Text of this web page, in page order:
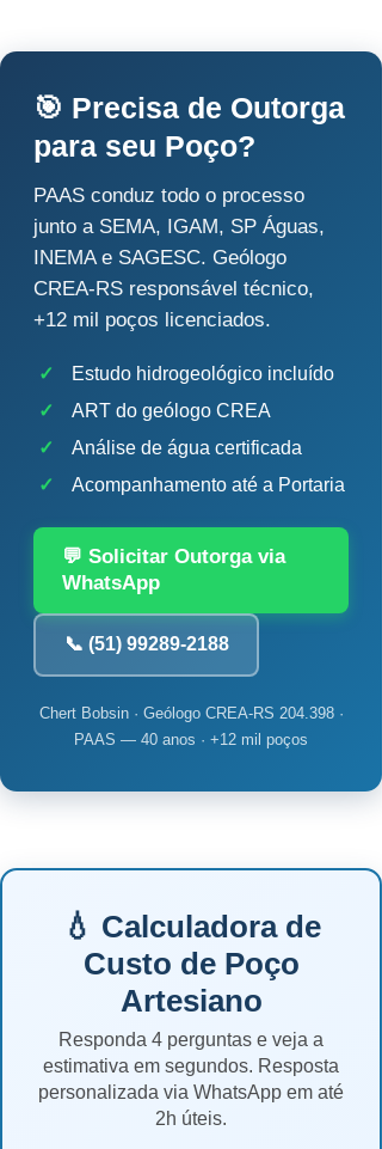
🎯 Precisa de Outorga
para seu Poço?
PAAS conduz todo o processo
junto a SEMA, IGAM, SP Águas,
INEMA e SAGESC. Geólogo
CREA-RS responsável técnico,
+12 mil poços licenciados.
✓
Estudo hidrogeológico incluído
✓
ART do geólogo CREA
✓
Análise de água certificada
✓
Acompanhamento até a Portaria
💬 Solicitar Outorga via
WhatsApp
📞 (51) 99289-2188
Chert Bobsin · Geólogo CREA-RS 204.398 ·
PAAS — 40 anos · +12 mil poços
💧 Calculadora de
Custo de Poço
Artesiano
Responda 4 perguntas e veja a
estimativa em segundos. Resposta
personalizada via WhatsApp em até
2h úteis.